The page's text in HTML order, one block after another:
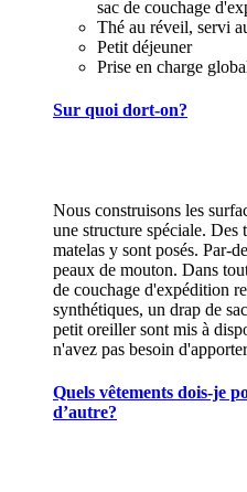
sac de couchage
Thé au réveil, servi
Petit déjeuner
Prise en charge
Sur quoi dort-on?
Nous construisons les
une structure spéciale. Des
matelas y sont posés. Par-
peaux de mouton. Dans
de couchage d'expédition
synthétiques, un drap de
petit oreiller sont mis à
n'avez pas besoin
Quels vêtements dois-je
d’autre?